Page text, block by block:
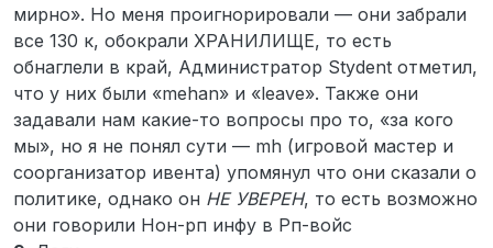
мирно». Но меня проигнорировали — они забрали
все 130 к, обокрали ХРАНИЛИЩЕ, то есть
обнаглели в край, Администратор Stydent отметил,
что у них были «mehan» и «leave». Также они
задавали нам какие-то вопросы про то, «за кого
мы», но я не понял сути — mh (игровой мастер и
соорганизатор ивента) упомянул что они сказали о
политике, однако он НЕ УВЕРЕН, то есть возможно
они говорили Нон-рп инфу в Рп-войс